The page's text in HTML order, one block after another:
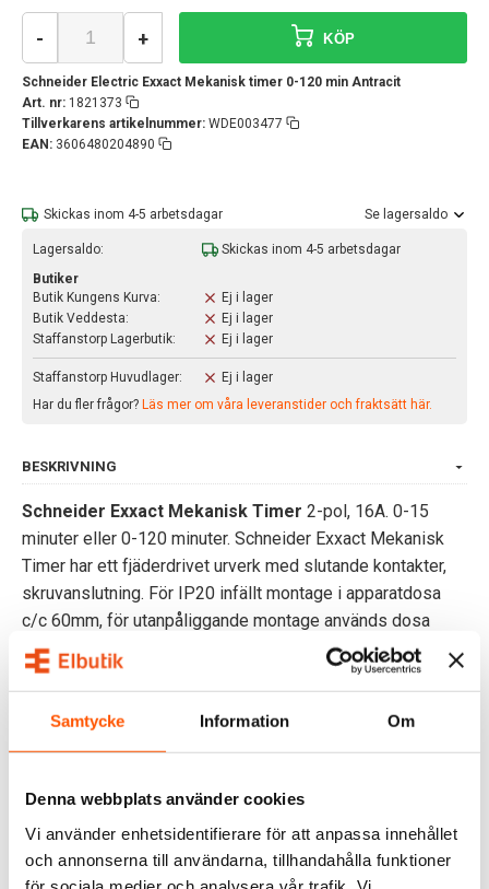
Samtycke Information Om
Denna webbplats använder cookies
Vi använder enhetsidentifierare för att anpassa innehållet
och annonserna till användarna, tillhandahålla funktioner
Schneider Electric Exxact Mekanisk timer 0-120 min Antracit
Art. nr: 1821373
Tillverkarens artikelnummer: WDE003477
EAN: 3606480204890
- + KÖP
Skickas inom 4-5 arbetsdagar Se lagersaldo
Lagersaldo:
Skickas inom 4-5 arbetsdagar
Butiker
Butik Kungens Kurva:
Ej i lager
Butik Veddesta:
Ej i lager
Staffanstorp Lagerbutik:
Ej i lager
Staffanstorp Huvudlager:
Ej i lager
Har du fler frågor? Läs mer om våra leveranstider och fraktsätt här.
BESKRIVNING
Schneider Exxact Mekanisk Timer 2-pol, 16A. 0-15
minuter eller 0-120 minuter. Schneider Exxact Mekanisk
Timer har ett fjäderdrivet urverk med slutande kontakter,
skruvanslutning. För IP20 infällt montage i apparatdosa
c/c 60mm, för utanpåliggande montage används dosa
35mm.
Schneider Exxact-ram.
FRÅGOR & SVAR